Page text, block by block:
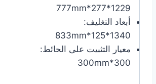
1229*277*777mm
أبعاد التغليف:
1340*125*833mm
معيار التثبيت على الحائط:
300*300mm